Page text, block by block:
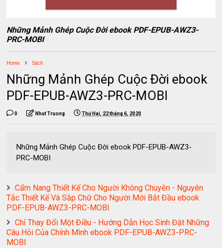
Những Mảnh Ghép Cuộc Đời ebook PDF-EPUB-AWZ3-
PRC-MOBI
Home Sách
Những Mảnh Ghép Cuộc Đời ebook
PDF-EPUB-AWZ3-PRC-MOBI
0 Nhut Truong Thứ Hai, 22 tháng 6, 2020
Những Mảnh Ghép Cuộc Đời ebook PDF-EPUB-AWZ3-
PRC-MOBI
Cẩm Nang Thiết Kế Cho Người Không Chuyên - Nguyên
Tắc Thiết Kế Và Sắp Chữ Cho Người Mới Bắt Đầu ebook
PDF-EPUB-AWZ3-PRC-MOBI
Chỉ Thay Đổi Một Điều - Hướng Dẫn Học Sinh Đặt Những
Câu Hỏi Của Chính Mình ebook PDF-EPUB-AWZ3-PRC-
MOBI